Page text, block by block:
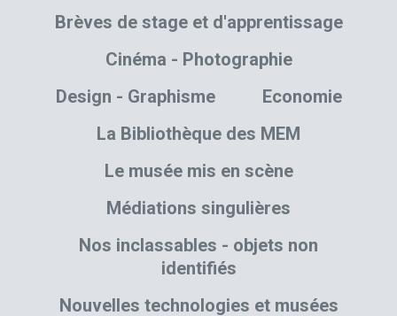
Brèves de stage et d'apprentissage
Cinéma - Photographie
Design - Graphisme
Economie
La Bibliothèque des MEM
Le musée mis en scène
Médiations singulières
Nos inclassables - objets non
identifiés
Nouvelles technologies et musées